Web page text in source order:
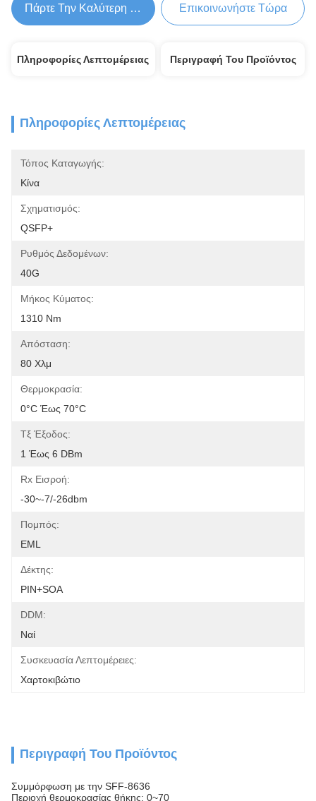
Πάρτε Την Καλύτερη Τιμή Επικοινωνήστε Τώρα
Πληροφορίες Λεπτομέρειας Περιγραφή Του Προϊόντος
Πληροφορίες Λεπτομέρειας
Τόπος Καταγωγής:
Κίνα
Σχηματισμός:
QSFP+
Ρυθμός Δεδομένων:
40G
Μήκος Κύματος:
1310 Nm
Απόσταση:
80 Χλμ
Θερμοκρασία:
0°C Έως 70°C
Τξ Έξοδος:
1 Έως 6 DBm
Rx Εισροή:
-30~-7/-26dbm
Πομπός:
EML
Δέκτης:
PIN+SOA
DDM:
Ναί
Συσκευασία Λεπτομέρειες:
Χαρτοκιβώτιο
Περιγραφή Του Προϊόντος
Συμμόρφωση με την SFF-8636
Περιοχή θερμοκρασίας θήκης: 0~70